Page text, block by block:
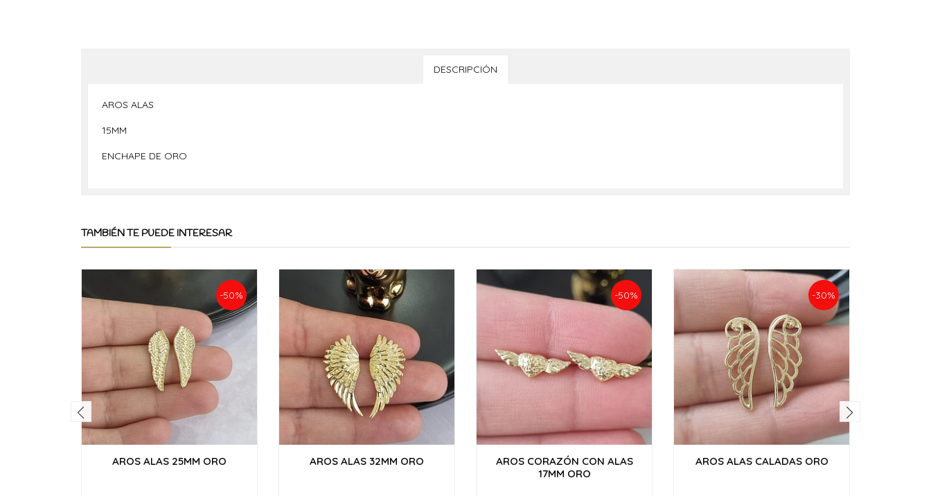
DESCRIPCIÓN
AROS ALAS
15MM
ENCHAPE DE ORO
TAMBIÉN TE PUEDE INTERESAR
-50%
AROS ALAS 25MM ORO AROS ALAS 32MM ORO
-50%
AROS CORAZÓN CON ALAS
17MM ORO
-30%
AROS ALAS CALADAS ORO